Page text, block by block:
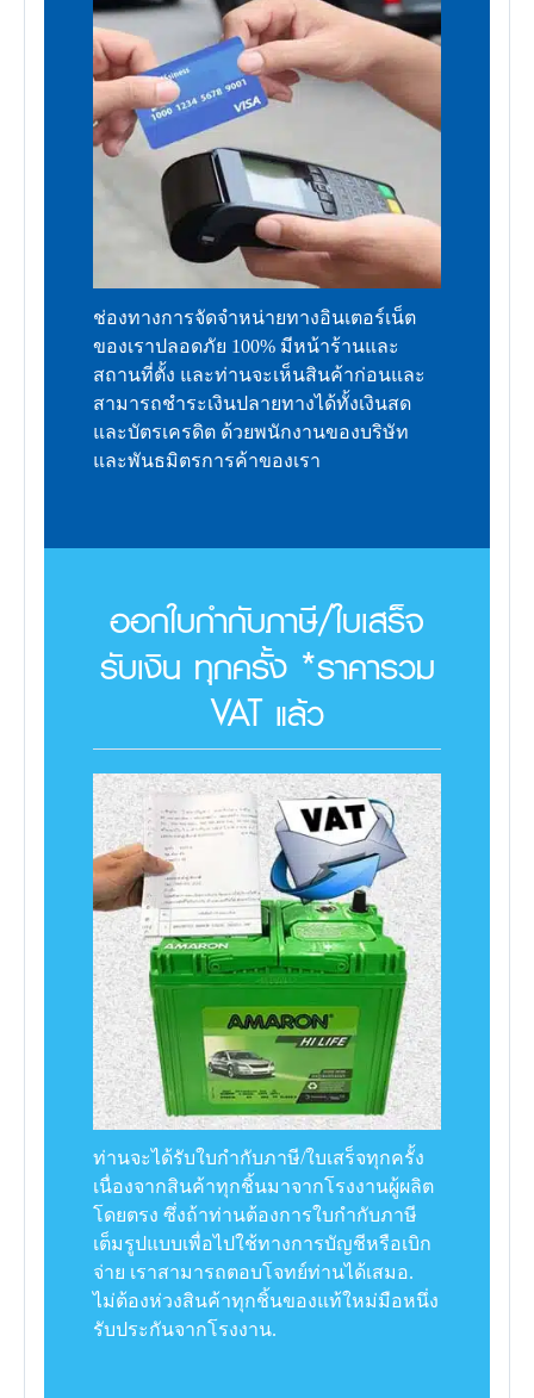
ช่องทางการจัดจำหน่ายทางอินเตอร์เน็ต
ของเราปลอดภัย 100% มีหน้าร้านและ
สถานที่ตั้ง และท่านจะเห็นสินค้าก่อนและ
สามารถชำระเงินปลายทางได้ทั้งเงินสด
และบัตรเครดิต ด้วยพนักงานของบริษัท
และพันธมิตรการค้าของเรา
ออกใบกำกับภาษี/ใบเสร็จ
รับเงิน ทุกครั้ง *ราคารวม
VAT แล้ว
ท่านจะได้รับใบกำกับภาษี/ใบเสร็จทุกครั้ง
เนื่องจากสินค้าทุกชิ้นมาจากโรงงานผู้ผลิต
โดยตรง ซึ่งถ้าท่านต้องการใบกำกับภาษี
เต็มรูปแบบเพื่อไปใช้ทางการบัญชีหรือเบิก
จ่าย เราสามารถตอบโจทย์ท่านได้เสมอ.
ไม่ต้องห่วงสินค้าทุกชิ้นของแท้ใหม่มือหนึ่ง
รับประกันจากโรงงาน.